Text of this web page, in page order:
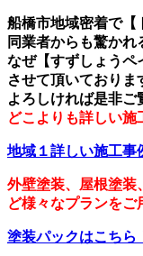
船橋市地域密着で【
同業者からも驚かれ
なぜ【すずしょうペ
させて頂いておりま
よろしければ是非ご
どこよりも詳しい施
地域１詳しい施工事
外壁塗装、屋根塗装
ど様々なプランをご
塗装パックはこちら